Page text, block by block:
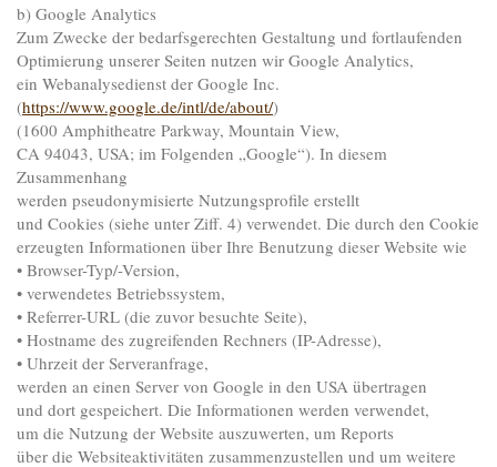
b) Google Analytics
Zum Zwecke der bedarfsgerechten Gestaltung und fortlaufenden
Optimierung unserer Seiten nutzen wir Google Analytics,
ein Webanalysedienst der Google Inc.
(https://www.google.de/intl/de/about/)
(1600 Amphitheatre Parkway, Mountain View,
CA 94043, USA; im Folgenden „Google“). In diesem
Zusammenhang
werden pseudonymisierte Nutzungsprofile erstellt
und Cookies (siehe unter Ziff. 4) verwendet. Die durch den Cookie
erzeugten Informationen über Ihre Benutzung dieser Website wie
• Browser-Typ/-Version,
• verwendetes Betriebssystem,
• Referrer-URL (die zuvor besuchte Seite),
• Hostname des zugreifenden Rechners (IP-Adresse),
• Uhrzeit der Serveranfrage,
werden an einen Server von Google in den USA übertragen
und dort gespeichert. Die Informationen werden verwendet,
um die Nutzung der Website auszuwerten, um Reports
über die Websiteaktivitäten zusammenzustellen und um weitere